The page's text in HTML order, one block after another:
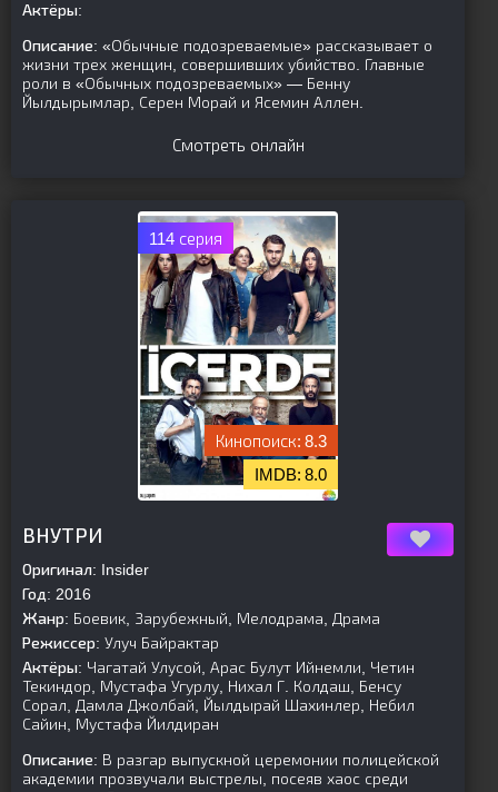
Актёры:
Описание: «Обычные подозреваемые» рассказывает о
жизни трех женщин, совершивших убийство. Главные
роли в «Обычных подозреваемых» — Бенну
Йылдырымлар, Серен Морай и Ясемин Аллен.
Смотреть онлайн
114 серия
8.3
8.0
ВНУТРИ
Оригинал: Insider
Год: 2016
Жанр: Боевик, Зарубежный, Мелодрама, Драма
Режиссер: Улуч Байрактар
Актёры: Чагатай Улусой, Арас Булут Ийнемли, Четин
Текиндор, Мустафа Угурлу, Нихал Г. Колдаш, Бенсу
Сорал, Дамла Джолбай, Йылдырай Шахинлер, Небил
Сайин, Мустафа Йилдиран
Описание: В разгар выпускной церемонии полицейской
академии прозвучали выстрелы, посеяв хаос среди